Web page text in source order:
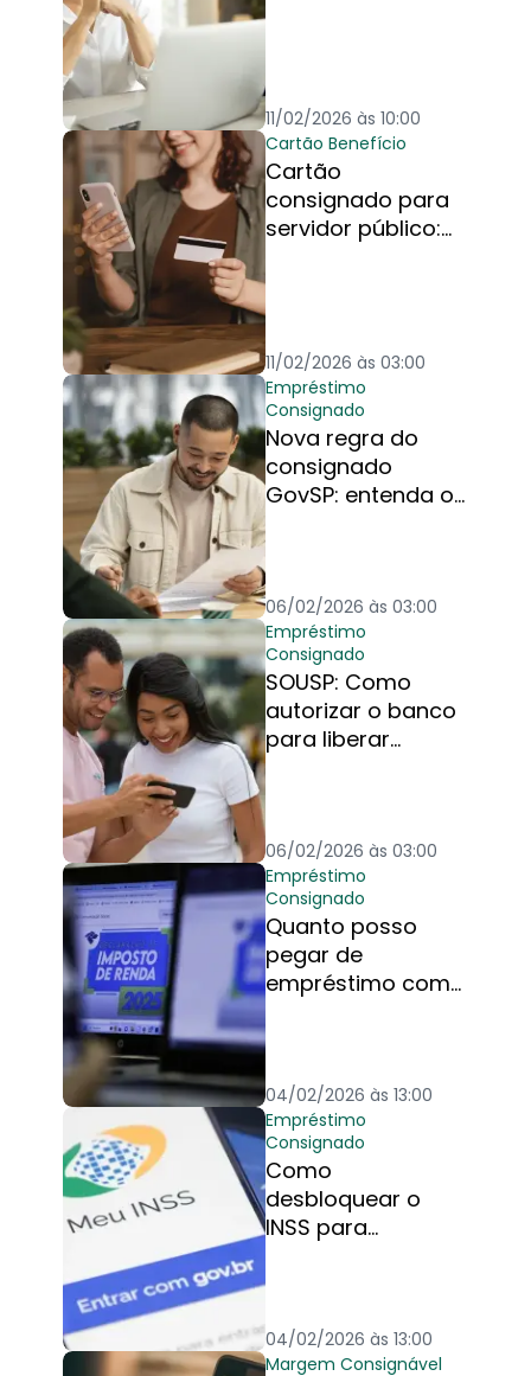
11/02/2026 às 10:00
Cartão Benefício
Cartão
consignado para
servidor público:
11/02/2026 às 03:00
Empréstimo
Consignado
Nova regra do
consignado
GovSP: entenda o
06/02/2026 às 03:00
Empréstimo
Consignado
SOUSP: Como
autorizar o banco
para liberar
06/02/2026 às 03:00
Empréstimo
Consignado
Quanto posso
pegar de
empréstimo com
04/02/2026 às 13:00
Empréstimo
Consignado
Como
desbloquear o
INSS para
04/02/2026 às 13:00
Margem Consignável